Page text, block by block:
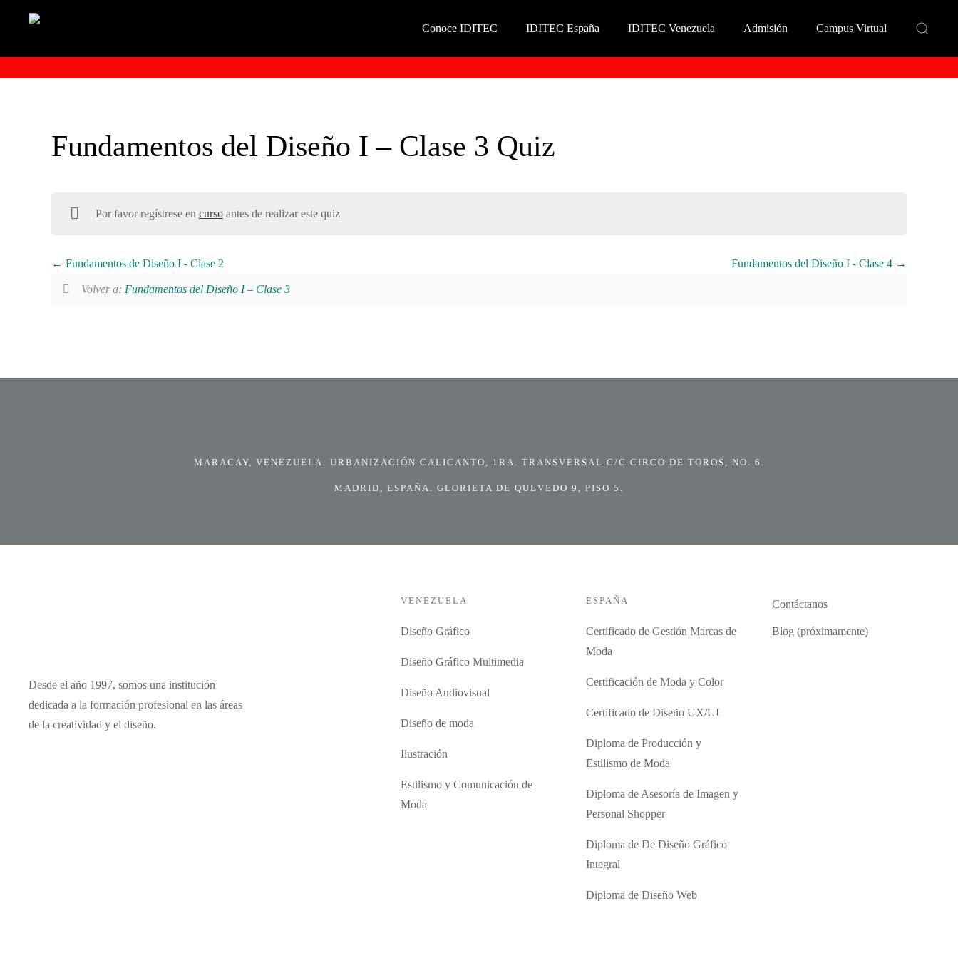
Conoce IDITEC IDITEC España IDITEC Venezuela Admisión Campus Virtual
Fundamentos del Diseño I – Clase 3 Quiz
Por favor regístrese en cursoantes de realizar este quiz
Fundamentos de Diseño I - Clase 2 Fundamentos del Diseño I - Clase 4
Volver a: Fundamentos del Diseño I – Clase 3
MARACAY, VENEZUELA. URBANIZACIÓN CALICANTO, 1RA. TRANSVERSAL C/C CIRCO DE TOROS, NO. 6.
MADRID, ESPAÑA. GLORIETA DE QUEVEDO 9, PISO 5.
Desde el año 1997, somos una institución
dedicada a la formación profesional en las áreas
de la creatividad y el diseño.
VENEZUELA
Diseño Gráfico
Diseño Gráfico Multimedia
Diseño Audiovisual
Diseño de moda
Ilustración
Estilismo y Comunicación de
Moda
ESPAÑA
Certificado de Gestión Marcas de
Moda
Certificación de Moda y Color
Certificado de Diseño UX/UI
Diploma de Producción y
Estilismo de Moda
Diploma de Asesoría de Imagen y
Personal Shopper
Diploma de De Diseño Gráfico
Integral
Diploma de Diseño Web
Contáctanos
Blog (próximamente)